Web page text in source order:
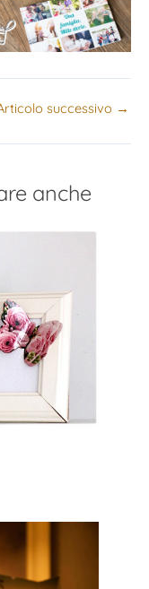
successivo →
anche